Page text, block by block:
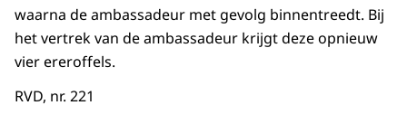
waarna de ambassadeur met gevolg binnentreedt. Bij
het vertrek van de ambassadeur krijgt deze opnieuw
vier ereroffels.
RVD, nr. 221